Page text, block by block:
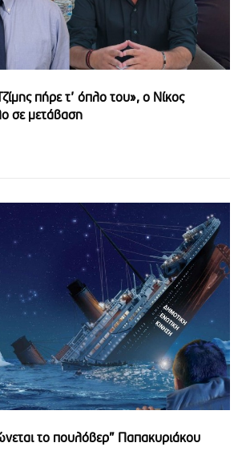
πήρε τ’ όπλο του», o Νίκος
σε μετάβαση
το πουλόβερ” Παπακυριάκου